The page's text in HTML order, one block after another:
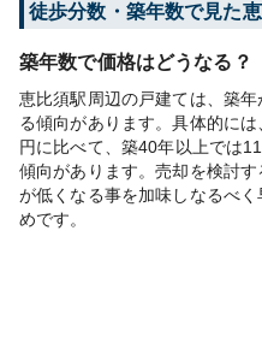
徒歩分数・築年数で見た
築年数で価格はどうなる？
恵比須駅周辺の戸建ては、築
る傾向があります。具体的に
円に比べて、築40年以上では
傾向があります。売却を検討
が低くなる事を加味しなるべ
めです。